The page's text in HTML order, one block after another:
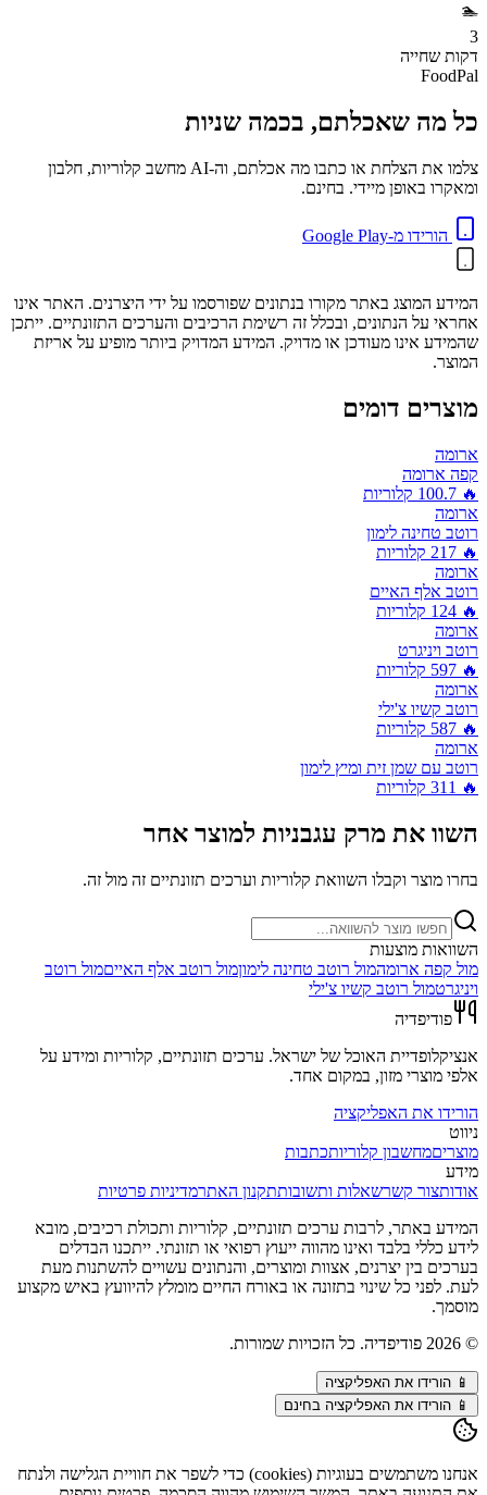
🏊
3
דקות שחייה
FoodPal
כל מה שאכלתם, בכמה שניות
צלמו את הצלחת או כתבו מה אכלתם, וה-AI מחשב קלוריות, חלבון
ומאקרו באופן מיידי. בחינם.
הורידו מ-Google Play
המידע המוצג באתר מקורו בנתונים שפורסמו על ידי היצרנים. האתר אינו
אחראי על הנתונים, ובכלל זה רשימת הרכיבים והערכים התזונתיים. ייתכן
שהמידע אינו מעודכן או מדויק. המידע המדויק ביותר מופיע על אריזת
המוצר.
מוצרים דומים
ארומה
קפה ארומה
🔥
100.7 קלוריות
ארומה
רוטב טחינה לימון
🔥
217 קלוריות
ארומה
רוטב אלף האיים
🔥
124 קלוריות
ארומה
רוטב ויניגרט
🔥
597 קלוריות
ארומה
רוטב קשיו צ'ילי
🔥
587 קלוריות
ארומה
רוטב עם שמן זית ומיץ לימון
🔥
311 קלוריות
השוו את מרק עגבניות למוצר אחר
בחרו מוצר וקבלו השוואת קלוריות וערכים תזונתיים זה מול זה.
השוואות מוצעות
מול קפה ארומהמול רוטב טחינה לימוןמול רוטב אלף האייםמול רוטב
ויניגרטמול רוטב קשיו צ'ילי
פודיפדיה
אנציקלופדיית האוכל של ישראל. ערכים תזונתיים, קלוריות ומידע על
אלפי מוצרי מזון, במקום אחד.
הורידו את האפליקציה
ניווט
מוצריםמחשבון קלוריותכתבות
מידע
אודותצור קשרשאלות ותשובותתקנון האתרמדיניות פרטיות
המידע באתר, לרבות ערכים תזונתיים, קלוריות ותכולת רכיבים, מובא
לידע כללי בלבד ואינו מהווה ייעוץ רפואי או תזונתי. ייתכנו הבדלים
בערכים בין יצרנים, אצוות ומוצרים, והנתונים עשויים להשתנות מעת
לעת. לפני כל שינוי בתזונה או באורח החיים מומלץ להיוועץ באיש מקצוע
מוסמך.
©
2026 פודיפדיה. כל הזכויות שמורות.
📱 הורידו את האפליקציה
📱 הורידו את האפליקציה בחינם
אנחנו משתמשים בעוגיות (cookies) כדי לשפר את חוויית הגלישה ולנתח